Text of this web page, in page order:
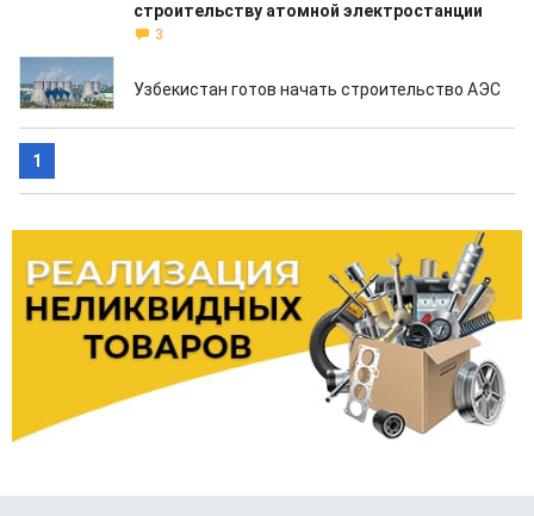
строительству атомной электростанции
3
11.07.2018
Узбекистан готов начать строительство АЭС
1